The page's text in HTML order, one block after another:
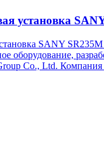
установка
SANY SR235M
оборудование,
Co., Ltd.